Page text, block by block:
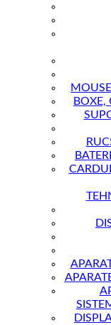
BOXE,